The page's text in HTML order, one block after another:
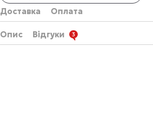
Доставка Оплата
Опис Відгуки 3